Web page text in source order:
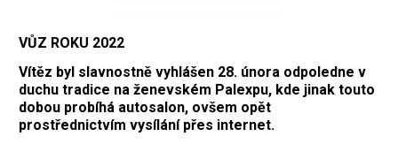
VŮZ ROKU 2022
Vítěz byl slavnostně vyhlášen 28. února odpoledne v
duchu tradice na ženevském Palexpu, kde jinak touto
dobou probíhá autosalon, ovšem opět
prostřednictvím vysílání přes internet.